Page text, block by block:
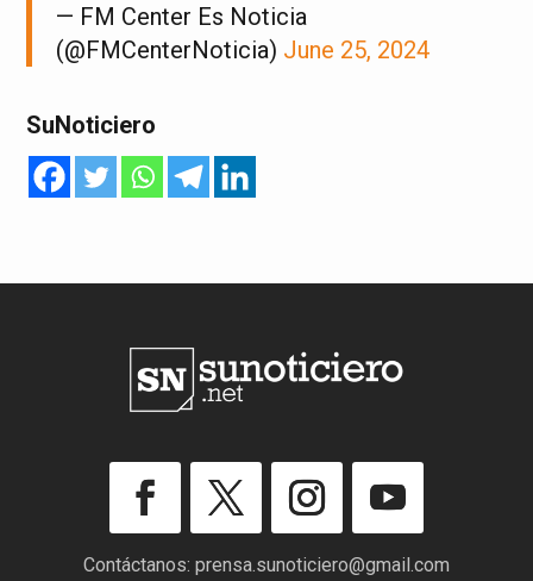
— FM Center Es Noticia
(@FMCenterNoticia) June 25, 2024
SuNoticiero
Contáctanos: prensa.sunoticiero@gmail.com